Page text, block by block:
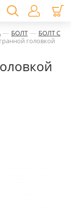
— БОЛТ — БОЛТ С
головкой